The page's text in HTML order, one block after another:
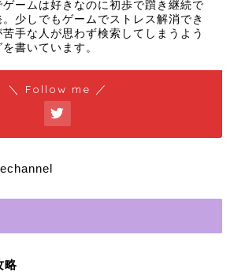
ゲームは好きなのに初歩で躓き継続で
少しでもゲームでストレス解消でき
手な人が思わず検索してしまうよう
書いています。
＼ Follow me ／
略